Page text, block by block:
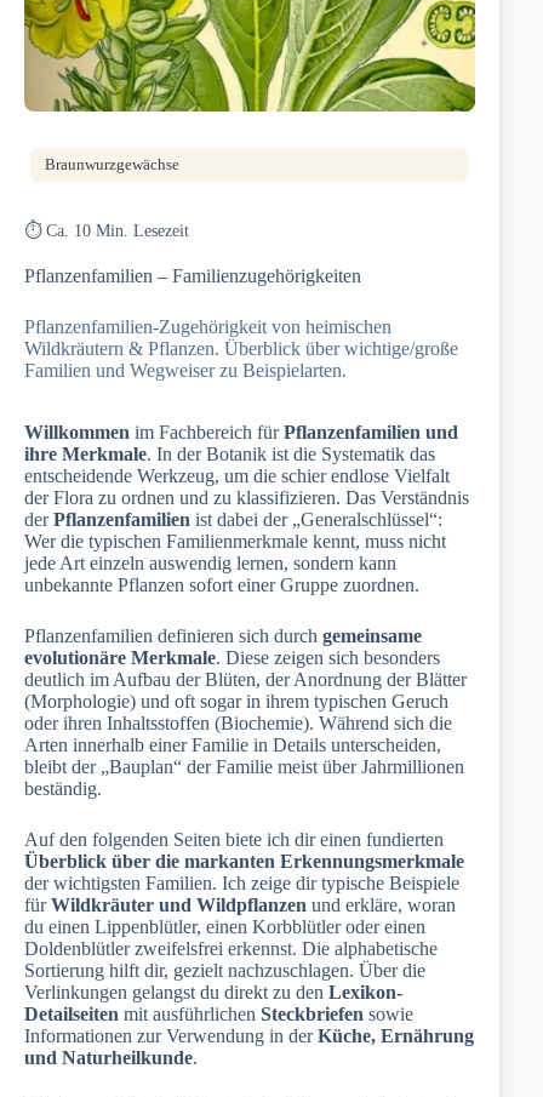
Braunwurzgewächse
⏱️ Ca. 10 Min. Lesezeit
Pflanzenfamilien – Familienzugehörigkeiten
Pflanzenfamilien-Zugehörigkeit von heimischen
Wildkräutern & Pflanzen. Überblick über wichtige/große
Familien und Wegweiser zu Beispielarten.
Willkommen im Fachbereich fürPflanzenfamilien und
ihre Merkmale. In der Botanik ist die Systematik das
entscheidende Werkzeug, um die schier endlose Vielfalt
der Flora zu ordnen und zu klassifizieren. Das Verständnis
derPflanzenfamilien ist dabei der „Generalschlüssel“:
Wer die typischen Familienmerkmale kennt, muss nicht
jede Art einzeln auswendig lernen, sondern kann
unbekannte Pflanzen sofort einer Gruppe zuordnen.
Pflanzenfamilien definieren sich durch gemeinsame
evolutionäre Merkmale. Diese zeigen sich besonders
deutlich im Aufbau der Blüten, der Anordnung der Blätter
(Morphologie) und oft sogar in ihrem typischen Geruch
oder ihren Inhaltsstoffen (Biochemie). Während sich die
Arten innerhalb einer Familie in Details unterscheiden,
bleibt der „Bauplan“ der Familie meist über Jahrmillionen
beständig.
Auf den folgenden Seiten biete ich dir einen fundierten
Überblick über die markanten Erkennungsmerkmale
der wichtigsten Familien. Ich zeige dir typische Beispiele
fürWildkräuter und Wildpflanzen und erkläre, woran
du einen Lippenblütler, einen Korbblütler oder einen
Doldenblütler zweifelsfrei erkennst. Die alphabetische
Sortierung hilft dir, gezielt nachzuschlagen. Über die
Verlinkungen gelangst du direkt zu den Lexikon-
Detailseiten mit ausführlichen Steckbriefen sowie
Informationen zur Verwendung in derKüche, Ernährung
und Naturheilkunde.